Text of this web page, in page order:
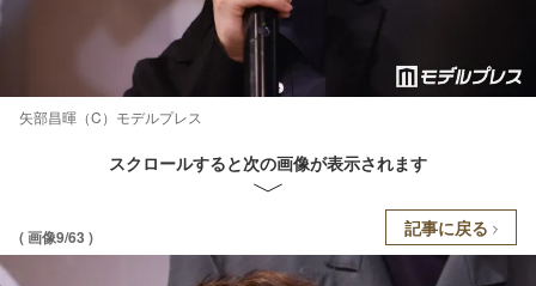
矢部昌暉（C）モデルプレス
スクロールすると次の画像が表示されます
( 画像9/63 ) 記事に戻る